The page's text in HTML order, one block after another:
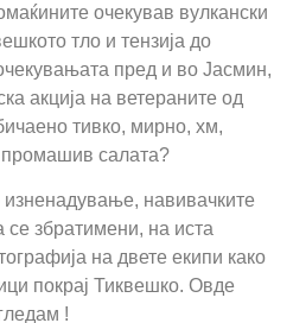
очекував вулкански
тло и тензија до
пред и во Јасмин,
акција на ветераните од
тивко, мирно, хм,
салата?
навивачките
се збратимени, на иста
на двете екипи како
покрај Тиквешко. Овде
!